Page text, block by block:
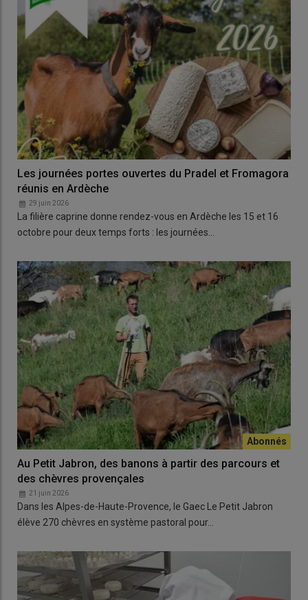
Les journées portes ouvertes du Pradel et Fromagora
réunis en Ardèche
29 juin 2026
La filière caprine donne rendez-vous en Ardèche les 15 et 16
octobre pour deux temps forts : les journées…
Au Petit Jabron, des banons à partir des parcours et
des chèvres provençales
21 juin 2026
Dans les Alpes-de-Haute-Provence, le Gaec Le Petit Jabron
élève 270 chèvres en système pastoral pour…